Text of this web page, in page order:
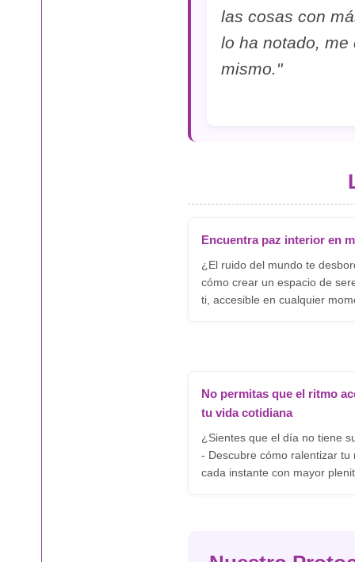
las cosas con
lo ha notado, me
mismo."
Encuentra paz interior en
¿El ruido del mundo te
cómo crear un espacio de
ti, accesible en cualquier
No permitas que el ritmo
tu vida cotidiana
¿Sientes que el día no tiene
- Descubre cómo ralentizar tu
cada instante con mayor